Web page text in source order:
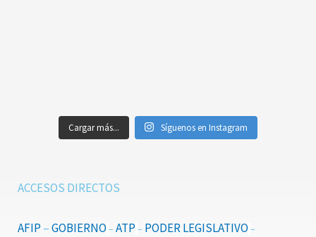
Cargar más... Síguenos en Instagram
ACCESOS DIRECTOS
AFIP–GOBIERNO – ATP– PODER LEGISLATIVO –